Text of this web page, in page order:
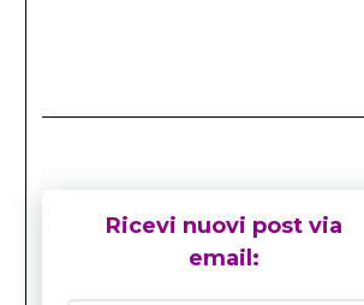
Ricevi nuovi post via
email: